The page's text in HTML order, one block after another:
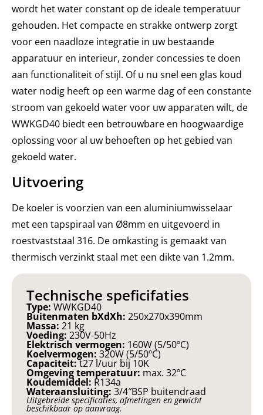
wordt het water constant op de ideale temperatuur
gehouden. Het compacte en strakke ontwerp zorgt
voor een naadloze integratie in uw bestaande
apparatuur en interieur, zonder concessies te doen
aan functionaliteit of stijl. Of u nu snel een glas koud
water nodig heeft op een warme dag of een constante
stroom van gekoeld water voor uw apparaten wilt, de
WWKGD40 biedt een betrouwbare en hoogwaardige
oplossing voor al uw behoeften op het gebied van
gekoeld water.
Uitvoering
De koeler is voorzien van een aluminiumwisselaar
met een tapspiraal van Ø8mm en uitgevoerd in
roestvaststaal 316. De omkasting is gemaakt van
thermisch verzinkt staal met een dikte van 1.2mm.
Technische speficifaties
Type: WWKGD40
Buitenmaten bXdXh: 250x270x390mm
Massa: 21 kg
Voeding: 230V-50Hz
Elektrisch vermogen: 160W (5/50ºC)
Koelvermogen: 320W (5/50ºC)
Capaciteit:t27 l/uur bij 10K
Omgeving temperatuur: max. 32ºC
Koudemiddel: R134a
Wateraansluiting: 3/4″BSP buitendraad
Uitgebreide specificaties, afmetingen en gewicht
beschikbaar op aanvraag.